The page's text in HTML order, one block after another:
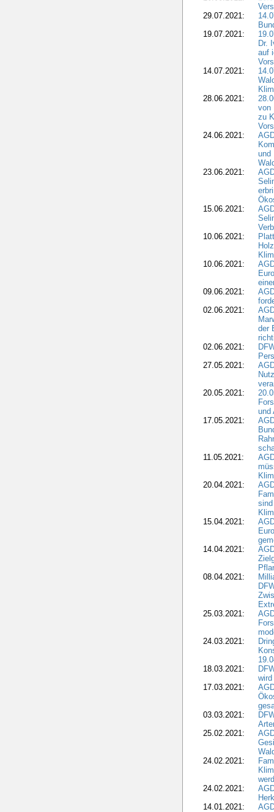
29.07.2021:
19.07.2021:
Dr.
auf
14.07.2021:
28.06.2021:
von
zu
24.06.2021:
und
23.06.2021:
15.06.2021:
10.06.2021:
10.06.2021:
09.06.2021:
02.06.2021:
der
02.06.2021:
27.05.2021:
20.05.2021:
und
17.05.2021:
11.05.2021:
20.04.2021:
15.04.2021:
14.04.2021:
08.04.2021:
25.03.2021:
24.03.2021:
18.03.2021:
17.03.2021:
03.03.2021:
25.02.2021:
24.02.2021:
24.02.2021:
14.01.2021: